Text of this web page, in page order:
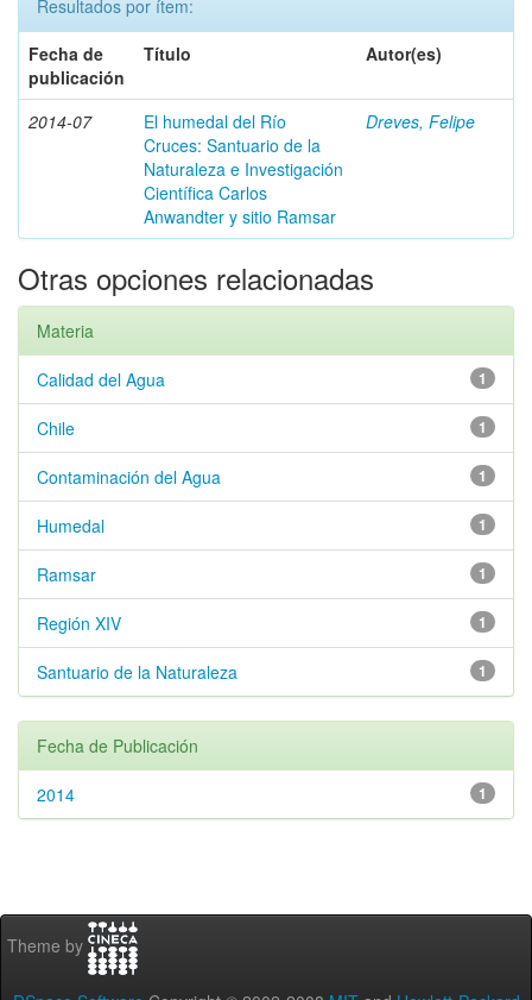
Resultados por ítem:
Fecha de
publicación
Título Autor(es)
2014-07
El humedal del Río
Cruces: Santuario de la
Naturaleza e Investigación
Científica Carlos
Anwandter y sitio Ramsar
Dreves, Felipe
Otras opciones relacionadas
Materia
1
Calidad del Agua
1
Chile
1
Contaminación del Agua
1
Humedal
1
Ramsar
1
Región XIV
1
Santuario de la Naturaleza
Fecha de Publicación
1
2014
Theme by